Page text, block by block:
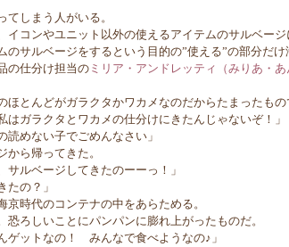
しまう人がいる。
コンやユニット以外の使えるアイテムのサルベー
のサルベージをするという目的の”使える”の部分だけ
の仕分け担当の ミリア・アンドレッティ（みりあ・あ
とんどがガラクタかワカメなのだからたまったもの
ガラクタとワカメの仕分けにきたんじゃないぞ！」
めない子でごめんなさい」
ら帰ってきた。
ルベージしてきたのーーっ！」
の？」
時代のコンテナの中をあらためる。
ろしいことにパンパンに膨れ上がったものだ。
ゲットなの！ みんなで食べようなの♪」